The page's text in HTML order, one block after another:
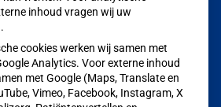
herkent als je verder kijkt
mogen voorschrijven,
inhoud vragen wij uw
cookies werken wij samen met
Analytics. Voor externe inhoud
met Google (Maps, Translate en
Vimeo, Facebook, Instagram, X